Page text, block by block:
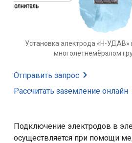
Установка электрода «Н-УДАВ»
Отправить запрос
Рассчитать заземление онлайн
Подключение электродов в
осуществляется при помощи